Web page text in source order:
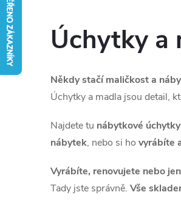
Úchytky a
Někdy stačí maličkost a
Úchytky a madla jsou detail,
Najdete tu nábytkové
nábytek, nebo si ho vyrábíte
Vyrábíte, renovujete nebo
Tady jste správně. Vše